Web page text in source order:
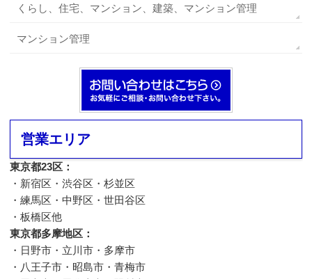
くらし、住宅、マンション、建築、マンション管理
マンション管理
営業エリア
東京都23区：
・新宿区・渋谷区・杉並区
・練馬区・中野区・世田谷区
・板橋区他
東京都多摩地区：
・日野市・立川市・多摩市
・八王子市・昭島市・青梅市